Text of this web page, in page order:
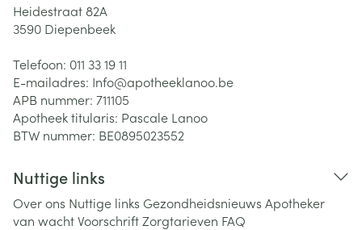
Heidestraat 82A
3590 Diepenbeek
Telefoon: 011 33 19 11
E-mailadres: Info@apotheeklanoo.be
APB nummer: 711105
Apotheek titularis: Pascale Lanoo
BTW nummer: BE0895023552
Nuttige links
Over ons Nuttige links Gezondheidsnieuws Apotheker
van wachtVoorschriftZorgtarieven FAQ